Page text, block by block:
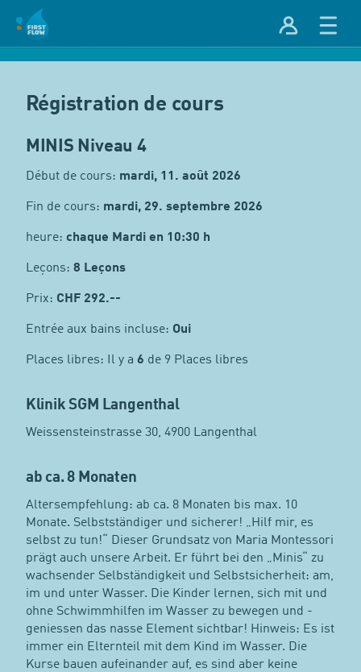
Régistration de cours
MINIS Niveau 4
Début de cours: mardi, 11. août 2026
Fin de cours: mardi, 29. septembre 2026
heure: chaque Mardi en 10:30 h
Leçons: 8 Leçons
Prix: CHF 292.--
Entrée aux bains incluse: Oui
Places libres: Il y a 6 de 9 Places libres
Klinik SGM Langenthal
Weissensteinstrasse 30, 4900 Langenthal
ab ca. 8 Monaten
Altersempfehlung: ab ca. 8 Monaten bis max. 10
Monate. Selbstständiger und sicherer! „Hilf mir, es
selbst zu tun!“ Dieser Grundsatz von Maria Montessori
prägt auch unsere Arbeit. Er führt bei den „Minis“ zu
wachsender Selbständigkeit und Selbstsicherheit: am,
im und unter Wasser. Die Kinder lernen, sich mit und
ohne Schwimmhilfen im Wasser zu bewegen und -
geniessen das nasse Element sichtbar! Hinweis: Es ist
immer ein Elternteil mit dem Kind im Wasser. Die
Kurse bauen aufeinander auf, es sind aber keine